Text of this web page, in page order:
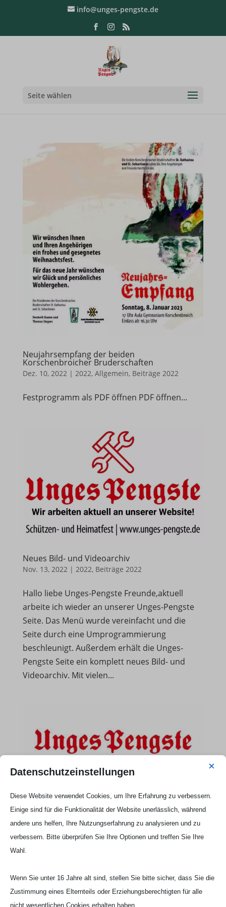
info@unges-pengste.de
Seite wählen
Neujahrsempfang der beiden
Korschenbroicher Bruderschaften
Dez. 10, 2022| 2022, Allgemein, Beiträge 2022
Festprogramm als PDF öffnen PDF öffnen...
Neues Bild- und Videoarchiv
Nov. 13, 2022| 2022, Beiträge 2022
Hallo liebe Unges-Pengste Freunde,aktuell
arbeite ich wieder an unserer Unges-Pengste
Seite. Das Menü wurde vereinfacht und die
Seite durch eine Umprogrammierung
beschleunigt. Außerdem erhält die Unges-
Pengste Seite ein komplett neues Bild- und
Videoarchiv. Mit vielen...
Der Königsehrenabend im Festzelt 2022
Nov. 7, 2022|2022,Beiträge 2022
das Video direkt auf YouTube. ...
Datenschutzeinstellungen ×
Diese Website verwendet Cookies, um Ihre Erfahrung zu verbessern.
Einige sind für die Funktionalität der Website unerlässlich, während
andere uns helfen, Ihre Nutzungserfahrung zu analysieren und zu
verbessern. Bitte überprüfen Sie Ihre Optionen und treffen Sie Ihre
Wahl.
Wenn Sie unter 16 Jahre alt sind, stellen Sie bitte sicher, dass Sie die
Zustimmung eines Elternteils oder Erziehungsberechtigten für alle
nicht wesentlichen Cookies erhalten haben.